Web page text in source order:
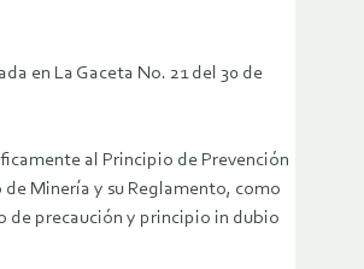
en La Gaceta No. 21 del 30 de
al Principio de Prevención
Minería y su Reglamento, como
de precaución y principio in dubio